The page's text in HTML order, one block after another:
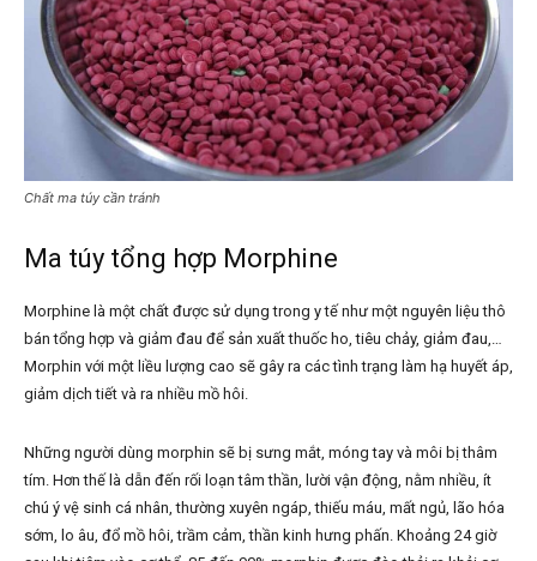
Chất ma túy cần tránh
Ma túy tổng hợp Morphine
Morphine là một chất được sử dụng trong y tế như một nguyên liệu thô
bán tổng hợp và giảm đau để sản xuất thuốc ho, tiêu chảy, giảm đau,…
Morphin với một liều lượng cao sẽ gây ra các tình trạng làm hạ huyết áp,
giảm dịch tiết và ra nhiều mồ hôi.
Những người dùng morphin sẽ bị sưng mắt, móng tay và môi bị thâm
tím. Hơn thế là dẫn đến rối loạn tâm thần, lười vận động, nằm nhiều, ít
chú ý vệ sinh cá nhân, thường xuyên ngáp, thiếu máu, mất ngủ, lão hóa
sớm, lo âu, đổ mồ hôi, trầm cảm, thần kinh hưng phấn. Khoảng 24 giờ